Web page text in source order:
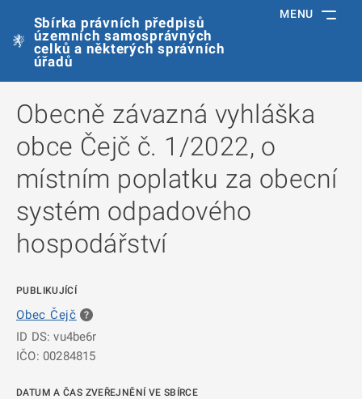
Sbírka právních předpisů
územních samosprávných
celků a některých správních
úřadů
MENU
Obecně závazná vyhláška
obce Čejč č. 1/2022, o
místním poplatku za obecní
systém odpadového
hospodářství
PUBLIKUJÍCÍ
Obec Čejč
ID DS: vu4be6r
IČO: 00284815
DATUM A ČAS ZVEŘEJNĚNÍ VE SBÍRCE